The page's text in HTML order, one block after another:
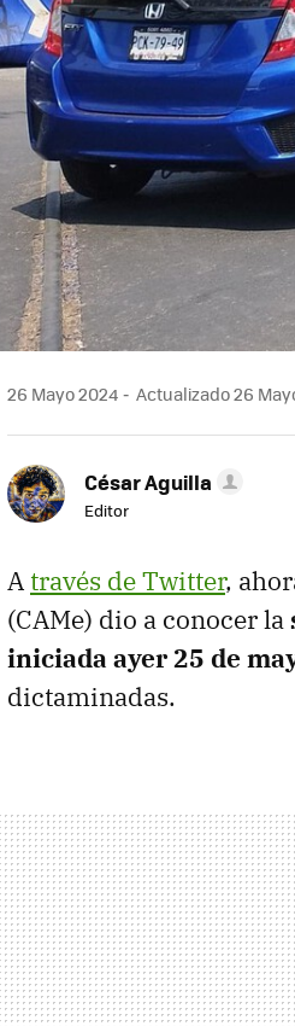
26 Mayo 2024 Actualizado 26
César Aguilla
Editor
Através de Twitter,
(CAMe) dio a conocer la
iniciada ayer 25 de
dictaminadas.